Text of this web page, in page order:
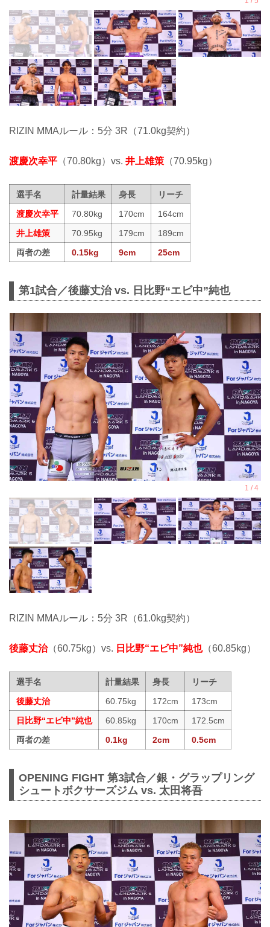
RIZIN MMAルール：5分 3R（71.0kg契約）
渡慶次幸平 （70.80kg）vs. 井上雄策 （70.95kg）
選手名 計量結果 身長
リーチ
渡慶次幸平
70.80kg 170cm
164cm
井上雄策
70.95kg 179cm
189cm
両者の差
0.15kg 9cm 25cm
第1試合／後藤丈治 vs. 日比野“エビ中”純也
RIZIN MMAルール：5分 3R（61.0kg契約）
後藤丈治（60.75kg）vs. 日比野“エビ中”純也（60.85kg）
選手名 計量結果 身長
リーチ
後藤丈治
60.75kg 172cm
173cm
日比野“エビ中”純也
60.85kg 170cm
172.5cm
両者の差
0.1kg 2cm 0.5cm
OPENING FIGHT 第3試合／銀・グラップリング
シュートボクサーズジム vs. 太田将吾